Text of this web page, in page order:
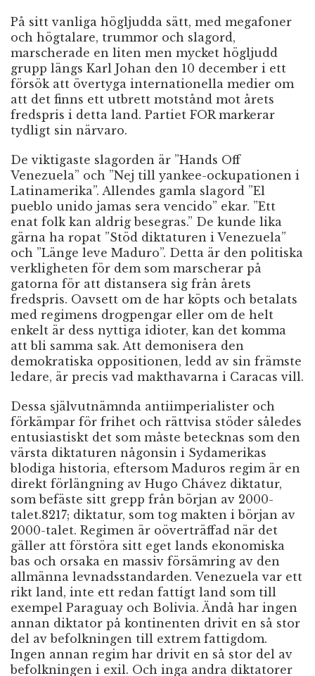
På sitt vanliga högljudda sätt, med megafoner
och högtalare, trummor och slagord,
marscherade en liten men mycket högljudd
grupp längs Karl Johan den 10 december i ett
försök att övertyga internationella medier om
att det finns ett utbrett motstånd mot årets
fredspris i detta land. Partiet FOR markerar
tydligt sin närvaro.
De viktigaste slagorden är ”Hands Off
Venezuela” och ”Nej till yankee-ockupationen i
Latinamerika”. Allendes gamla slagord ”El
pueblo unido jamas sera vencido” ekar. ”Ett
enat folk kan aldrig besegras.” De kunde lika
gärna ha ropat ”Stöd diktaturen i Venezuela”
och ”Länge leve Maduro”. Detta är den politiska
verkligheten för dem som marscherar på
gatorna för att distansera sig från årets
fredspris. Oavsett om de har köpts och betalats
med regimens drogpengar eller om de helt
enkelt är dess nyttiga idioter, kan det komma
att bli samma sak. Att demonisera den
demokratiska oppositionen, ledd av sin främste
ledare, är precis vad makthavarna i Caracas vill.
Dessa självutnämnda antiimperialister och
förkämpar för frihet och rättvisa stöder således
entusiastiskt det som måste betecknas som den
värsta diktaturen någonsin i Sydamerikas
blodiga historia, eftersom Maduros regim är en
direkt förlängning av Hugo Chávez diktatur,
som befäste sitt grepp från början av 2000-
talet.8217; diktatur, som tog makten i början av
2000-talet. Regimen är oöverträffad när det
gäller att förstöra sitt eget lands ekonomiska
bas och orsaka en massiv försämring av den
allmänna levnadsstandarden. Venezuela var ett
rikt land, inte ett redan fattigt land som till
exempel Paraguay och Bolivia. Ändå har ingen
annan diktator på kontinenten drivit en så stor
del av befolkningen till extrem fattigdom.
Ingen annan regim har drivit en så stor del av
befolkningen i exil. Och inga andra diktatorer